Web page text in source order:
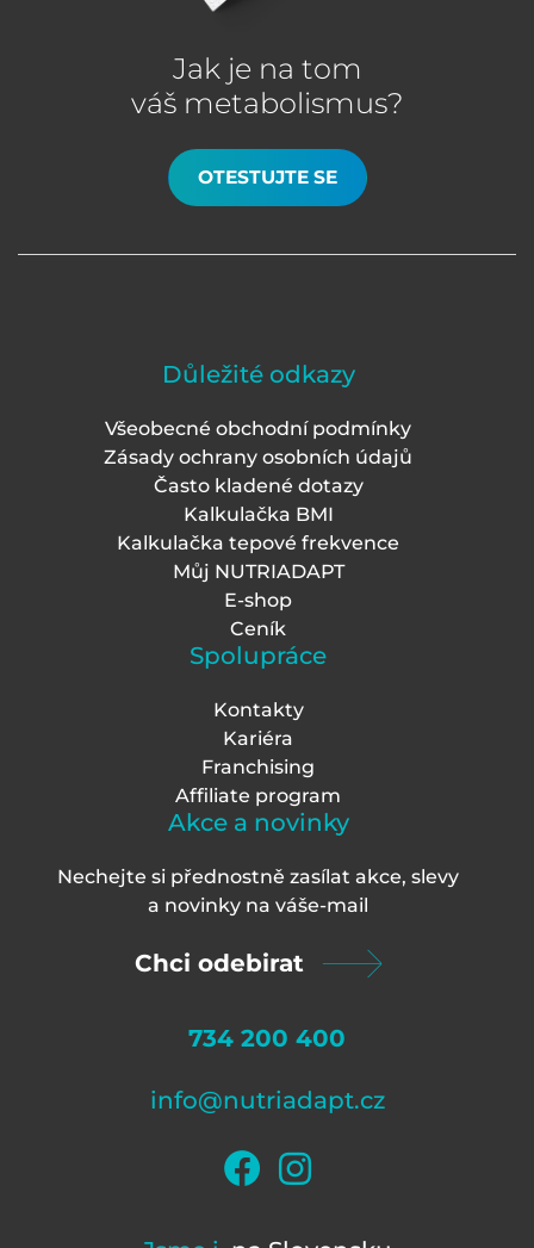
Jak je na tom
váš metabolismus?
OTESTUJTE SE
Důležité odkazy
Všeobecné obchodní podmínky
Zásady ochrany osobních údajů
Často kladené dotazy
Kalkulačka BMI
Kalkulačka tepové frekvence
Můj NUTRIADAPT
E-shop
Ceník
Spolupráce
Kontakty
Kariéra
Franchising
Affiliate program
Akce a novinky
Nechejte si přednostně zasílat akce, slevy
a novinky na váše-mail
Chci odebirat
734 200 400
info@nutriadapt.cz